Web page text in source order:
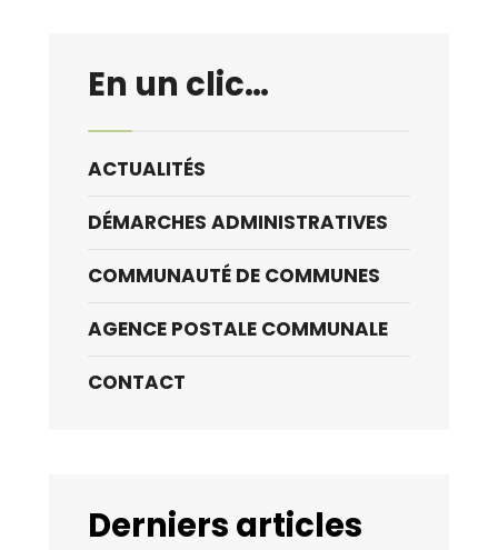
restriction
temporaire
des
usages
feu
vigueur
partir
d’aujourd’hui
inclus
En un clic…
ACTUALITÉS
DÉMARCHES ADMINISTRATIVES
COMMUNAUTÉ DE COMMUNES
AGENCE POSTALE COMMUNALE
CONTACT
Derniers articles